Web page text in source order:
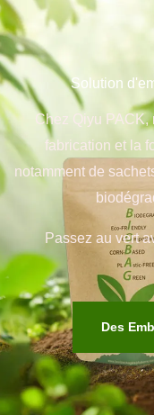
Solution
Chez Qiyu
fabrication et la
notamment de
Passez au vert
Des